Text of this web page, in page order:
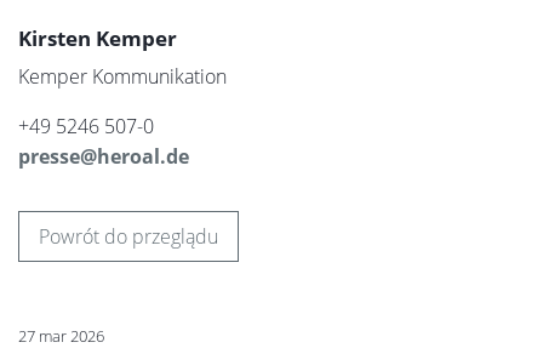
Kirsten Kemper
Kemper Kommunikation
+49 5246 507-0
presse@heroal.de
Powrót do przeglądu
27 mar 2026